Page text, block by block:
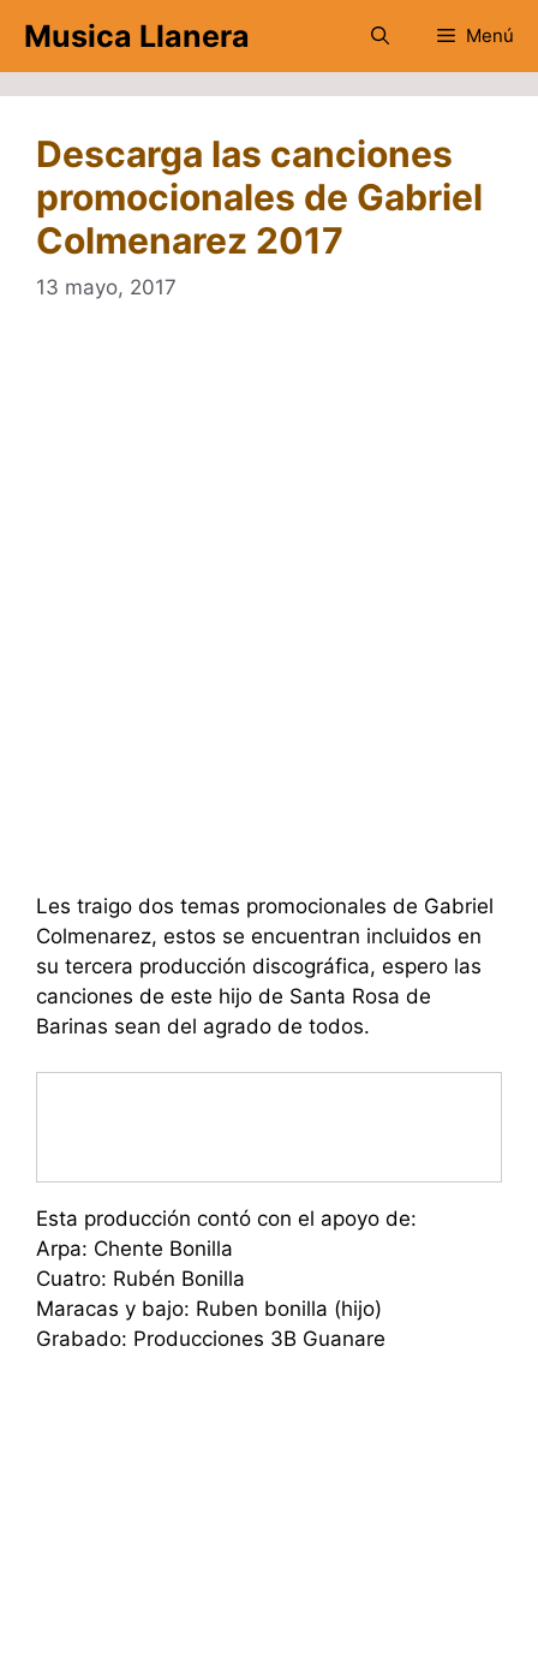
contenido
Musica Llanera Menú
Descarga las canciones
promocionales de Gabriel
Colmenarez 2017
13 mayo, 2017
Les traigo dos temas promocionales de Gabriel
Colmenarez, estos se encuentran incluidos en
su tercera producción discográfica, espero las
canciones de este hijo de Santa Rosa de
Barinas sean del agrado de todos.
Esta producción contó con el apoyo de:
Arpa: Chente Bonilla
Cuatro: Rubén Bonilla
Maracas y bajo: Ruben bonilla (hijo)
Grabado: Producciones 3B Guanare